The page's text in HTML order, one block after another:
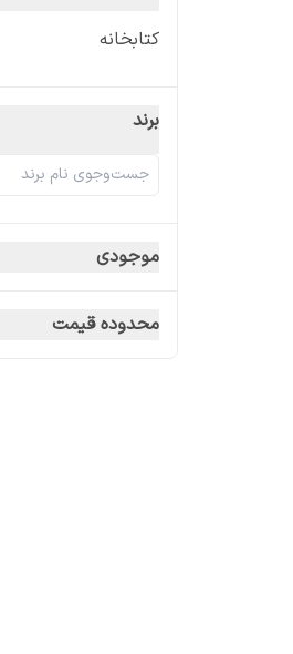
کتابخانه
برند
موجودی
محدوده قیمت